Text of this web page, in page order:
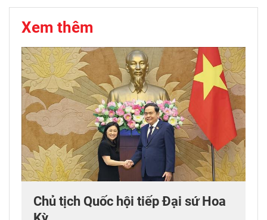
Xem thêm
Chủ tịch Quốc hội tiếp Đại sứ Hoa